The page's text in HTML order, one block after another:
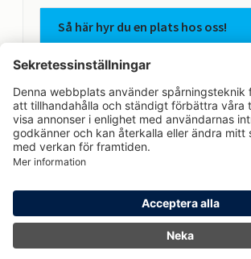
Så här hyr du en plats hos oss!
Apcoas integritetspolicy
Avtalsvillkor